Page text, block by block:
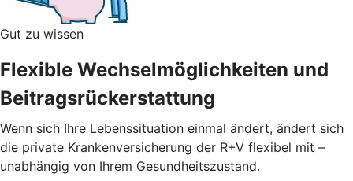
Gut zu wissen
Flexible Wechselmöglichkeiten und
Beitragsrückerstattung
Wenn sich Ihre Lebenssituation einmal ändert, ändert sich
die private Krankenversicherung der R+V flexibel mit –
unabhängig von Ihrem Gesundheitszustand.